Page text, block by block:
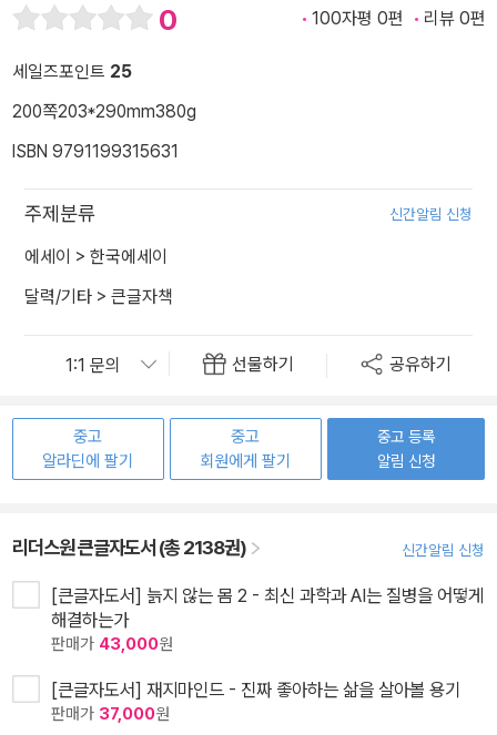
0 100자평 0편 리뷰 0편
세일즈포인트 25
200쪽203*290mm380g
ISBN 9791199315631
주제분류 신간알림 신청
에세이 > 한국에세이
달력/기타 > 큰글자책
선물하기 공유하기
중고
알라딘에 팔기
중고
회원에게 팔기
중고 등록
알림 신청
리더스원 큰글자도서 (총 2138권) 신간알림 신청
[큰글자도서] 늙지 않는 몸 2 - 최신 과학과 AI는 질병을 어떻게
해결하는가
판매가 43,000원
[큰글자도서] 재지마인드 - 진짜 좋아하는 삶을 살아볼 용기
판매가 37,000원